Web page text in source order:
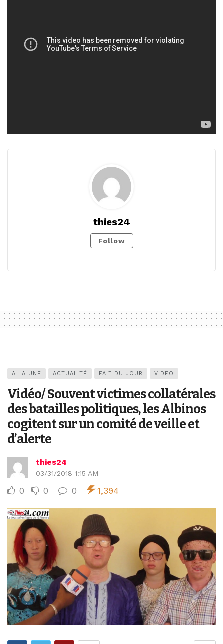
thies24
Follow
A LA UNE ACTUALITÉ FAIT DU JOUR VIDEO
Vidéo/ Souvent victimes collatérales
des batailles politiques, les Albinos
cogitent sur un comité de veille et
d’alerte
thies24
03/31/2018 1:15 AM
0 0 0 1,394